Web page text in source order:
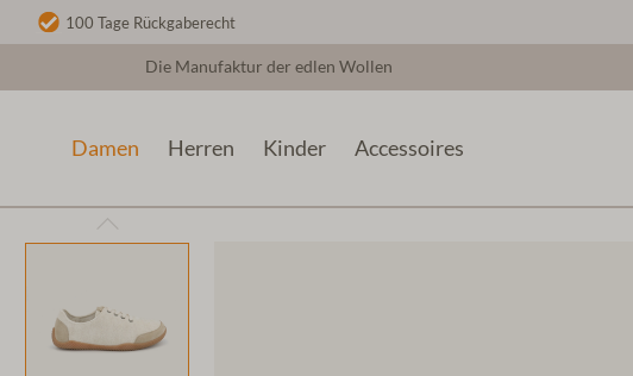
100 Tage Rückgaberecht
Die Manufaktur der edlen Wollen
Damen Herren Kinder Accessoires